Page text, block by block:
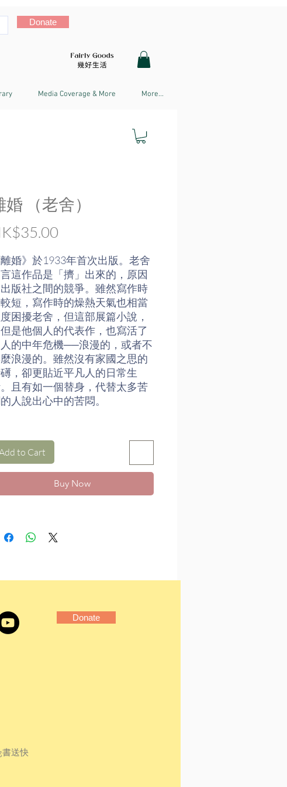
Donate
Media Coverage & More More...
婚 （老舍）
離婚》於1933年首次出版。老舍
這作品是「擠」出來的，原因
版社之間的競爭。雖然寫作時
短，寫作時的燥熱天氣也相當
困擾老舍，但這部展篇小說，
是他個人的代表作，也寫活了
的中年危機──浪漫的，或者不
浪漫的。雖然沒有家國之思的
，卻更貼近平凡人的日常生
且有如一個替身，代替太多苦
人說出心中的苦悶。
；派頭十足、以給人做媒為神
使命的張大哥碰上把媽媽當奴
視爸爸為財主的敗家兒子；還
以私下為權貴物色小老婆，以此
財富和官運的小趙；靠走後門
樣的故事？
發人生悲感的重要作品。藉由
，面臨世俗眼光的矛盾掙扎以
是否為現實妥協的猶豫不決，尤
（1899-1966），原名舒慶
to Cart
Buy Now
Donate
書送快